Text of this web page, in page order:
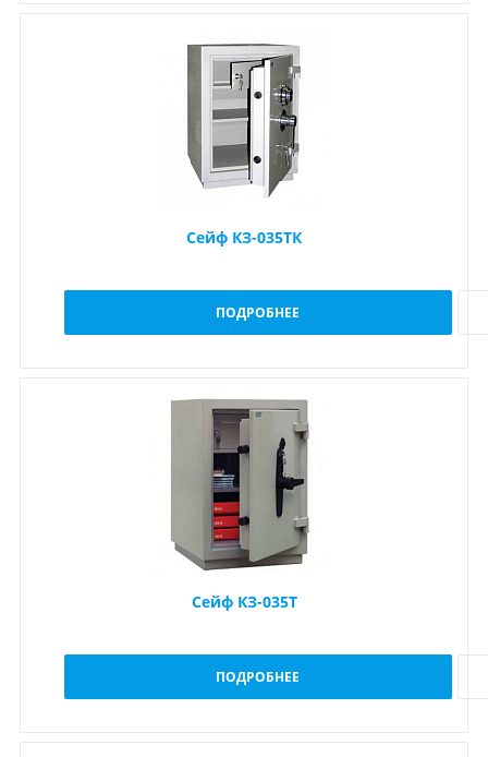
Сейф КЗ-035ТК
ПОДРОБНЕЕ
Сейф КЗ-035Т
ПОДРОБНЕЕ